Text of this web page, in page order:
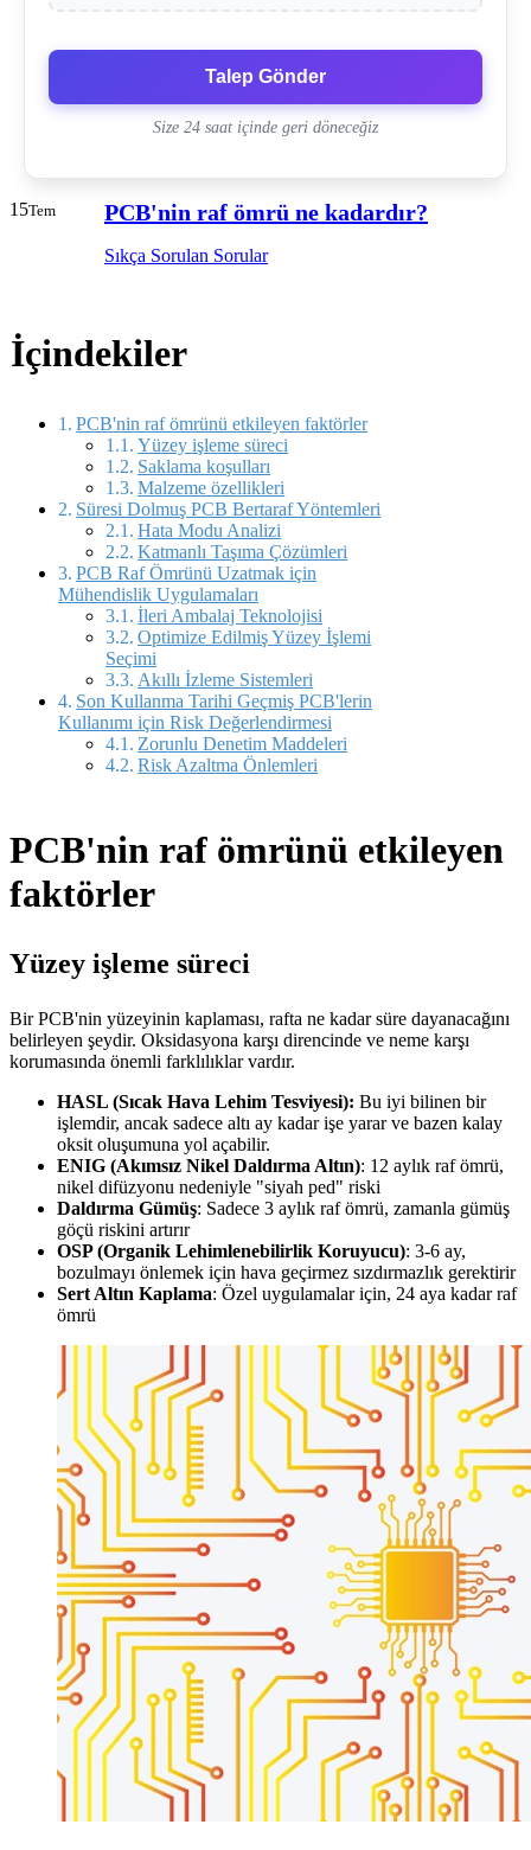
Talep Gönder
Size 24 saat içinde geri döneceğiz
15Tem PCB'nin raf ömrü ne kadardır?
Sıkça Sorulan Sorular
İçindekiler
PCB'nin raf ömrünü etkileyen faktörler
Yüzey işleme süreci
Saklama koşulları
Malzeme özellikleri
Süresi Dolmuş PCB Bertaraf Yöntemleri
Hata Modu Analizi
Katmanlı Taşıma Çözümleri
PCB Raf Ömrünü Uzatmak için
Mühendislik Uygulamaları
İleri Ambalaj Teknolojisi
Optimize Edilmiş Yüzey İşlemi
Seçimi
Akıllı İzleme Sistemleri
Son Kullanma Tarihi Geçmiş PCB'lerin
Kullanımı için Risk Değerlendirmesi
Zorunlu Denetim Maddeleri
Risk Azaltma Önlemleri
PCB'nin raf ömrünü etkileyen
faktörler
Yüzey işleme süreci
Bir PCB'nin yüzeyinin kaplaması, rafta ne kadar süre dayanacağını
belirleyen şeydir. Oksidasyona karşı direncinde ve neme karşı
korumasında önemli farklılıklar vardır.
HASL (Sıcak Hava Lehim Tesviyesi): Bu iyi bilinen bir
işlemdir, ancak sadece altı ay kadar işe yarar ve bazen kalay
oksit oluşumuna yol açabilir.
ENIG (Akımsız Nikel Daldırma Altın): 12 aylık raf ömrü,
nikel difüzyonu nedeniyle "siyah ped" riski
Daldırma Gümüş: Sadece 3 aylık raf ömrü, zamanla gümüş
göçü riskini artırır
OSP (Organik Lehimlenebilirlik Koruyucu): 3-6 ay,
bozulmayı önlemek için hava geçirmez sızdırmazlık gerektirir
Sert Altın Kaplama: Özel uygulamalar için, 24 aya kadar raf
ömrü